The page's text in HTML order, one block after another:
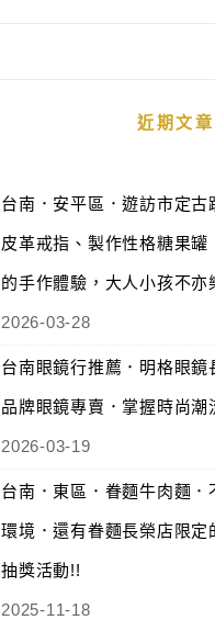
近期文章
台南．安平區．遊訪市定古
皮革戒指、製作性格糖果罐
的手作體驗，大人小孩不亦
2026-03-28
台南眼鏡行推薦．明格眼鏡
品牌眼鏡專賣．掌握時尚潮
2026-03-19
台南．東區．眷麵牛肉麵．
環境．還有眷麵長榮店限定
抽獎活動!!
2025-11-18